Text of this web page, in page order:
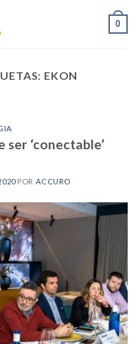
0
EKON
ser ‘conectable’
POR ACCURO